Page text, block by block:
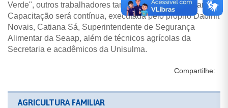
Verde", outros trabalhadores também podem participar.
Capacitação será contínua, executada pelo próprio Dablhit
Novais, Catiana Sá, Superintendente de Segurança
Alimentar da Seaap, além de técnicos agrícolas da
Secretaria e acadêmicos da Unisulma.
Compartilhe:
AGRICULTURA FAMILIAR